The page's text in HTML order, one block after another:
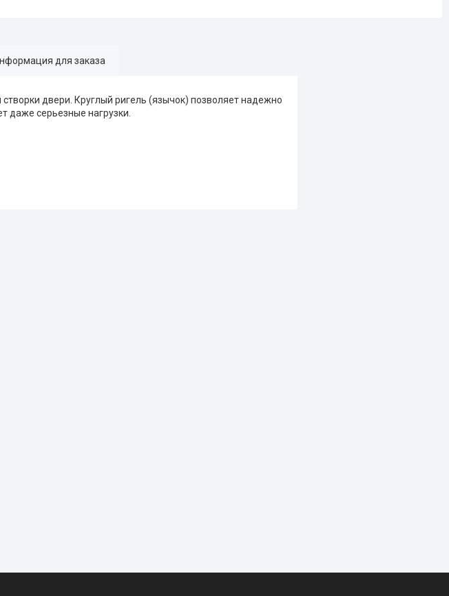
для заказа
двери. Круглый ригель (язычок) позволяет надежно
даже серьезные нагрузки.